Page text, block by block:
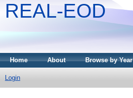
REAL-EOD
Home About Browse by Year
Login